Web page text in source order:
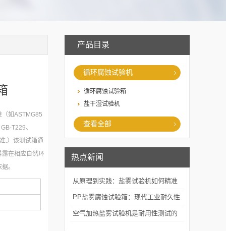
产品目录
循环腐蚀试验机
循环腐蚀试验箱
盐干湿试验机
查看全部
热点新闻
从原理到实践：盐雾试验机如何精准
模拟海洋腐蚀环境？
PP盐雾腐蚀试验箱：现代工业耐久性
评价的关键技术装备
空气加热盐雾试验机是耐用性测试的
如ASTMG85
T229、
.）该测试箱通
在相应自然环
。